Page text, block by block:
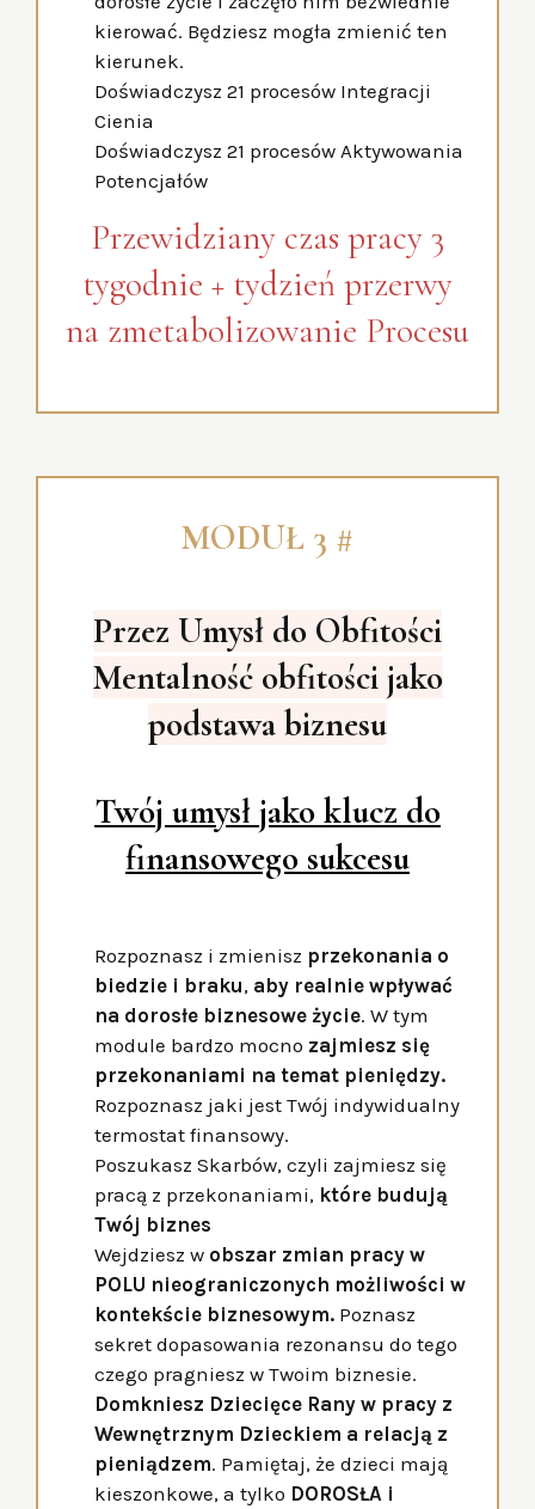
kierować. Będziesz mogła zmienić ten
kierunek.
Doświadczysz 21 procesów Integracji
Cienia
Doświadczysz 21 procesów Aktywowania
Potencjałów
Przewidziany czas pracy 3
tygodnie + tydzień przerwy
na zmetabolizowanie Procesu
MODUŁ 3 #
Przez Umysł do Obfitości
Mentalność obfitości jako
podstawa biznesu
Twój umysł jako klucz do
finansowego sukcesu
Rozpoznasz i zmienisz przekonania o
biedzie i braku, aby realnie wpływać
na dorosłe biznesowe życie. W tym
module bardzo mocno zajmiesz się
przekonaniami na temat pieniędzy.
Rozpoznasz jaki jest Twój indywidualny
termostat finansowy.
Poszukasz Skarbów, czyli zajmiesz się
pracą z przekonaniami, które budują
Twój biznes
Wejdziesz wobszar zmian pracy w
POLU nieograniczonych możliwości w
kontekście biznesowym.Poznasz
sekret dopasowania rezonansu do tego
czego pragniesz w Twoim biznesie.
Domkniesz Dziecięce Rany w pracy z
Wewnętrznym Dzieckiem a relacją z
pieniądzem. Pamiętaj, że dzieci mają
kieszonkowe, a tylko DOROSŁA i